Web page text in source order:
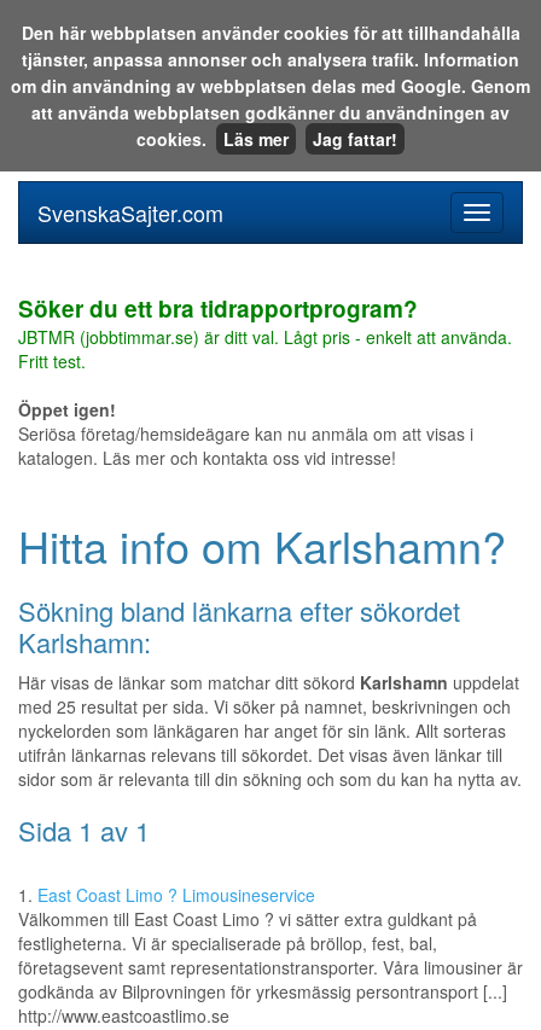
Sök i katalogen eller på webben:
meny
SvenskaSajter.com
Söker du ett bra tidrapportprogram?
JBTMR (jobbtimmar.se) är ditt val. Lågt pris - enkelt att använda.
Fritt test.
Öppet igen!
Seriösa företag/hemsideägare kan nu anmäla om att visas i
katalogen. Läs mer och kontakta oss vid intresse!
Hitta info om Karlshamn?
Sökning bland länkarna efter sökordet
Karlshamn:
Här visas de länkar som matchar ditt sökord Karlshamn uppdelat
med 25 resultat per sida. Vi söker på namnet, beskrivningen och
nyckelorden som länkägaren har anget för sin länk. Allt sorteras
utifrån länkarnas relevans till sökordet. Det visas även länkar till
sidor som är relevanta till din sökning och som du kan ha nytta av.
Sida 1 av 1
1. East Coast Limo ? Limousineservice
Välkommen till East Coast Limo ? vi sätter extra guldkant på
festligheterna. Vi är specialiserade på bröllop, fest, bal,
företagsevent samt representationstransporter. Våra limousiner är
godkända av Bilprovningen för yrkesmässig persontransport [...]
http://www.eastcoastlimo.se
Den här webbplatsen använder cookies för att tillhandahålla
tjänster, anpassa annonser och analysera trafik. Information
om din användning av webbplatsen delas med Google. Genom
att använda webbplatsen godkänner du användningen av
cookies.
Läs mer Jag fattar!